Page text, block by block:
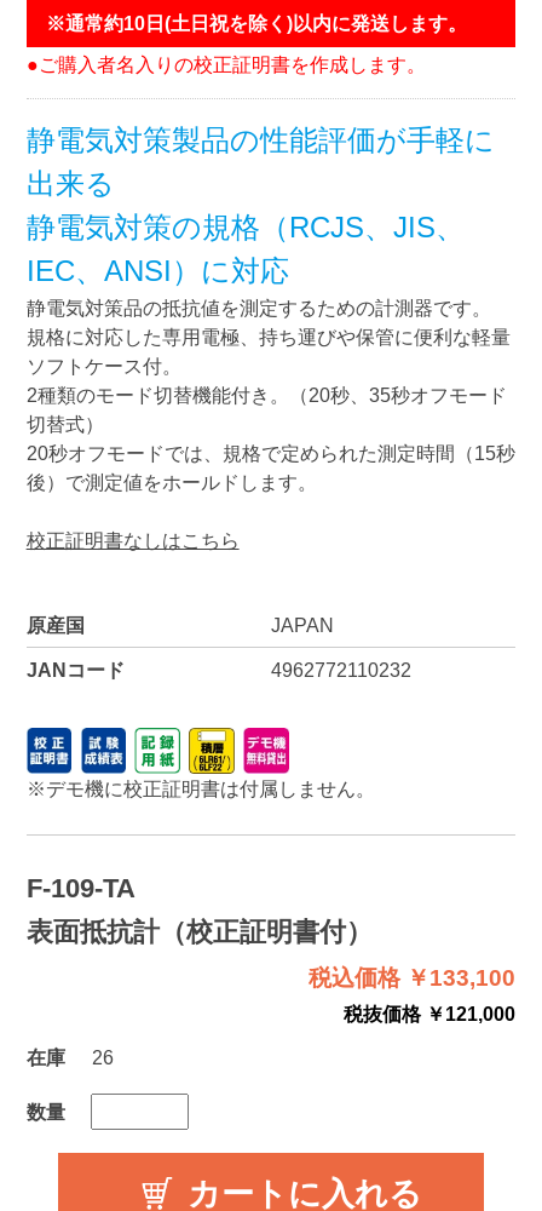
※通常約10日(土日祝を除く)以内に発送します。
●ご購入者名入りの校正証明書を作成します。
静電気対策製品の性能評価が手軽に
出来る
静電気対策の規格（RCJS、JIS、
IEC、ANSI）に対応
静電気対策品の抵抗値を測定するための計測器です。
規格に対応した専用電極、持ち運びや保管に便利な軽量
ソフトケース付。
2種類のモード切替機能付き。（20秒、35秒オフモード
切替式）
20秒オフモードでは、規格で定められた測定時間（15秒
後）で測定値をホールドします。
校正証明書なしはこちら
原産国 JAPAN
JANコード 4962772110232
※デモ機に校正証明書は付属しません。
F-109-TA
表面抵抗計（校正証明書付）
税込価格 ￥133,100
税抜価格 ￥121,000
在庫
26
数量